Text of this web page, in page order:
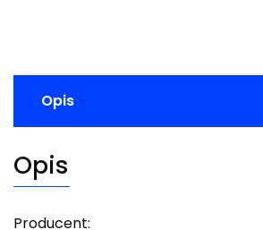
Opis
Opis
Producent: